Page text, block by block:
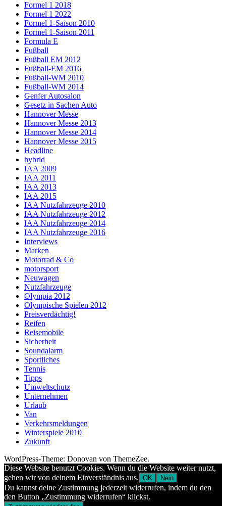
Formel 1 2018
Formel 1 2022
Formel 1-Saison 2010
Formel 1-Saison 2011
Formula E
Fußball
Fußball EM 2012
Fußball-EM 2016
Fußball-WM 2010
Fußball-WM 2014
Genfer Autosalon
Gesetz in Sachen Auto
Hannover Messe
Hannover Messe 2013
Hannover Messe 2014
Hannover Messe 2015
Headline
hybrid
IAA 2009
IAA 2011
IAA 2013
IAA 2015
IAA Nutzfahrzeuge 2010
IAA Nutzfahrzeuge 2012
IAA Nutzfahrzeuge 2014
IAA Nutzfahrzeuge 2016
Interviews
Marken
Motorrad & Co
motorsport
Neuwagen
Nutzfahrzeuge
Olympia 2012
Olympische Spielen 2012
Preisverdächtig!
Reifen
Reisemobile
Sicherheit
Soundalarm
Sportliches
Tennis
Tipps
Umweltschutz
Unternehmen
Urlaub
Van
Verkehrsmeldungen
Winterspiele 2010
Zukunft
WordPress-Theme: Donovan von ThemeZee.
Diese Website benutzt Cookies. Wenn du die Website weiter nutzt,
gehen wir von deinem Einverständnis aus. OK Nein
Du kannst deine Zustimmung jederzeit widerrufen, indem du den
den Button „Zustimmung widerrufen“ klickst.